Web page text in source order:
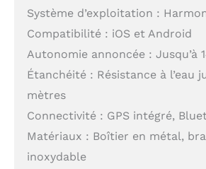
Système d’exploitation :
Compatibilité : iOS et Android
Autonomie annoncée : Jusqu’à
Étanchéité : Résistance à l’eau
mètres
Connectivité : GPS intégré,
Matériaux : Boîtier en métal,
inoxydable